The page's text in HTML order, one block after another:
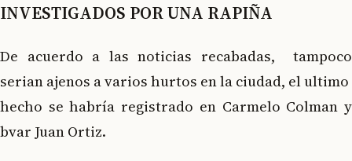
INVESTIGADOS POR UNA RAPIÑA
De acuerdo a las noticias recabadas, tampoco
serian ajenos a varios hurtos en la ciudad, el ultimo
hecho se habría registrado en Carmelo Colman y
bvar Juan Ortiz.